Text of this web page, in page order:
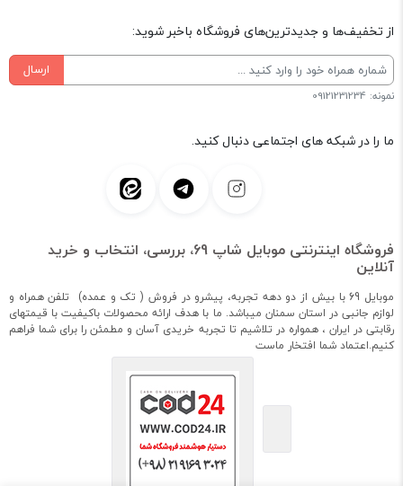
از تخفیف‌ها و جدیدترین‌های فروشگاه باخبر شوید:
ارسال
نمونه: 09121231234
ما را در شبکه های اجتماعی دنبال کنید.
فروشگاه اینترنتی موبایل شاپ 69، بررسی، انتخاب و خرید
آنلاین
موبایل 69 با بیش از دو دهه تجربه، پیشرو در فروش ( تک و عمده) تلفن همراه و
لوازم جانبی در استان سمنان میباشد. ما با هدف ارائه محصولات باکیفیت با قیمتهای
رقابتی در ایران ، همواره در تلاشیم تا تجربه خریدی آسان و مطمئن را برای شما فراهم
کنیم.اعتماد شما افتخار ماست